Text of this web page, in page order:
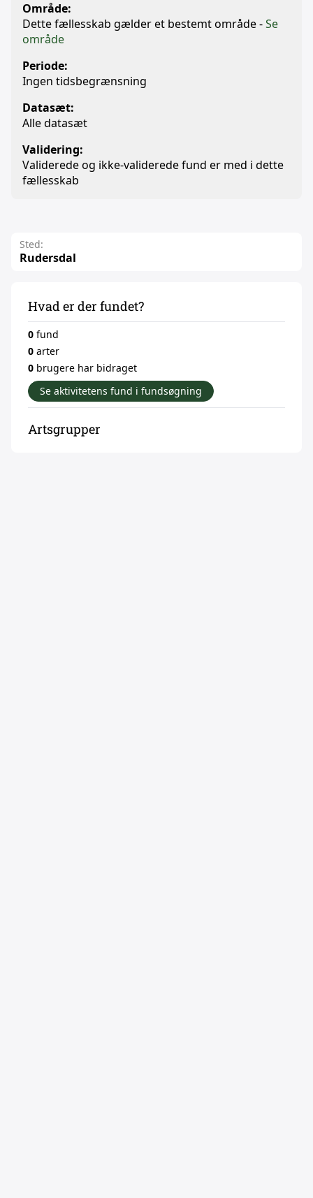
Område:
Dette fællesskab gælder et bestemt område -Se
område
Periode:
Ingen tidsbegrænsning
Datasæt:
Alle datasæt
Validering:
Validerede og ikke-validerede fund er med i dette
fællesskab
Sted:
Rudersdal
Hvad er der fundet?
0 fund
0 arter
0 brugere har bidraget
Se aktivitetens fund i fundsøgning
Artsgrupper